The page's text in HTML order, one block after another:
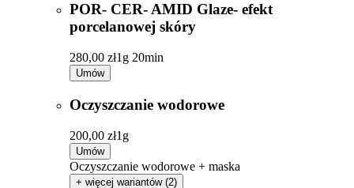
POR- CER- AMID Glaze- efekt
porcelanowej skóry
280,00 zł1g 20min
Umów
Oczyszczanie wodorowe
200,00 zł1g
Umów
Oczyszczanie wodorowe + maska
+ więcej wariantów (2)